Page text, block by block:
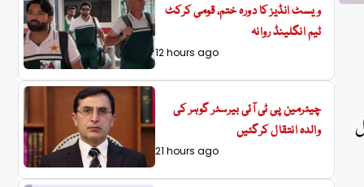
ویسٹ انڈیز کا دورہ ختم، قومی کرکٹ
ٹیم انگلینڈ روانہ
12 hours ago
چیئرمین پی ٹی آئی بیرسٹر گوہر کی
والدہ انتقال کرگئیں
21 hours ago